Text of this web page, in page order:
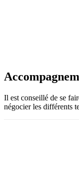
Il est conseillé de se
négocier les différents